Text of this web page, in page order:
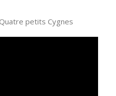
petits Cygnes